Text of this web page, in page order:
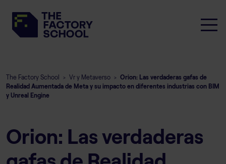
The Factory School > Vr y Metaverso > Orion: Las verdaderas gafas de
Realidad Aumentada de Meta y su impacto en diferentes industrias con BIM
y Unreal Engine
Orion: Las verdaderas